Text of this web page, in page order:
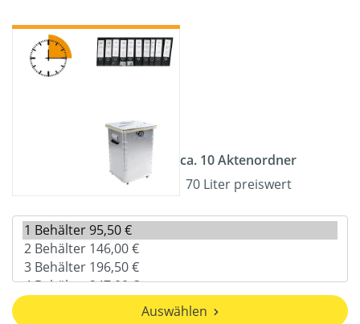
ca. 10 Aktenordner
70 Liter preiswert
Auswählen